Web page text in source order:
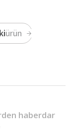
ürün
haberdar